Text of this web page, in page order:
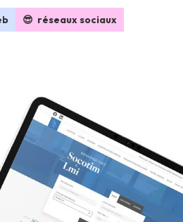
😎 réseaux sociaux